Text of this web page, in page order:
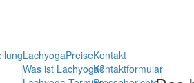
Lachyoga
Was ist Lachyoga?
PreiseKontakt
Kontaktformular